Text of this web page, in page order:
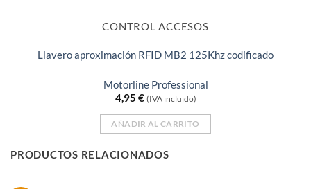
CONTROL ACCESOS
Llavero aproximación RFID MB2 125Khz codificado
Motorline Professional
4,95 € (IVA incluido)
AÑADIR AL CARRITO
PRODUCTOS RELACIONADOS